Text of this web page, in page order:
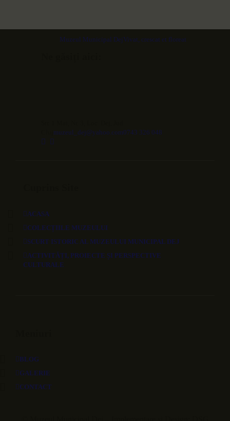
Muzeul Municipal Dej Vivat, crescat et floreat
muzeul_dej@yahoo.com0743 326 048
ACASA
COLECȚIILE MUZEULUI
SCURT ISTORIC AL MUZEULUI MUNICIPAL DEJ
ACTIVITĂȚI, PROIECTE ȘI PERSPECTIVE
CULTURALE
BLOG
GALERIE
CONTACT